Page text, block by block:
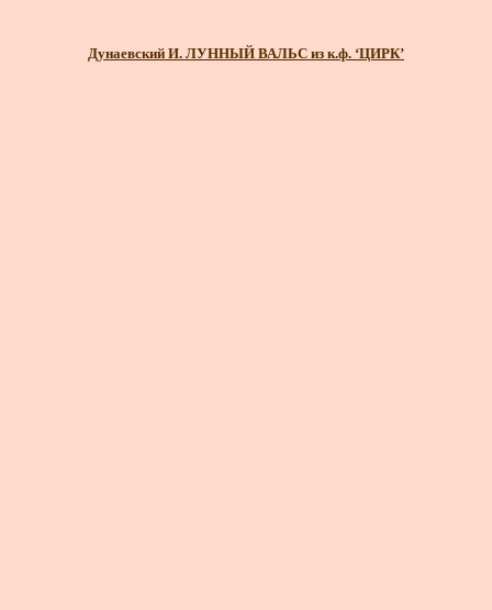
Дунаевский И. ЛУННЫЙ ВАЛЬС из к.ф. ‘ЦИРК’